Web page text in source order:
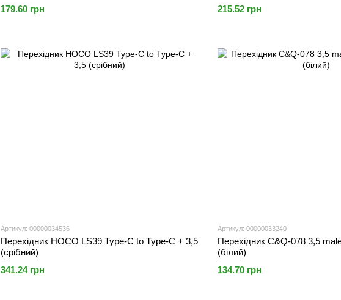
179.60 грн
215.52 грн
Артикул: 00000034536
Перехідник HOCO LS39 Type-C to Type-C + 3,5
(срібний)
341.24 грн
Артикул: 00000033240
Перехідник C&Q-078 3,5
(білий)
134.70 грн